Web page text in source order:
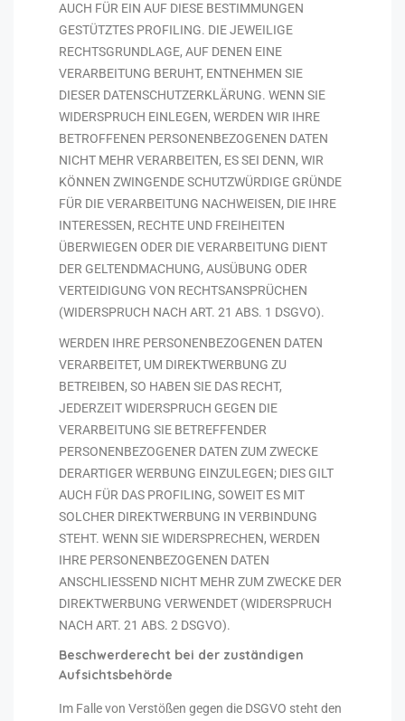
AUCH FÜR EIN AUF DIESE BESTIMMUNGEN
GESTÜTZTES PROFILING. DIE JEWEILIGE
RECHTSGRUNDLAGE, AUF DENEN EINE
VERARBEITUNG BERUHT, ENTNEHMEN SIE
DIESER DATENSCHUTZERKLÄRUNG. WENN SIE
WIDERSPRUCH EINLEGEN, WERDEN WIR IHRE
BETROFFENEN PERSONENBEZOGENEN DATEN
NICHT MEHR VERARBEITEN, ES SEI DENN, WIR
KÖNNEN ZWINGENDE SCHUTZWÜRDIGE GRÜNDE
FÜR DIE VERARBEITUNG NACHWEISEN, DIE IHRE
INTERESSEN, RECHTE UND FREIHEITEN
ÜBERWIEGEN ODER DIE VERARBEITUNG DIENT
DER GELTENDMACHUNG, AUSÜBUNG ODER
VERTEIDIGUNG VON RECHTSANSPRÜCHEN
(WIDERSPRUCH NACH ART. 21 ABS. 1 DSGVO).
WERDEN IHRE PERSONENBEZOGENEN DATEN
VERARBEITET, UM DIREKTWERBUNG ZU
BETREIBEN, SO HABEN SIE DAS RECHT,
JEDERZEIT WIDERSPRUCH GEGEN DIE
VERARBEITUNG SIE BETREFFENDER
PERSONENBEZOGENER DATEN ZUM ZWECKE
DERARTIGER WERBUNG EINZULEGEN; DIES GILT
AUCH FÜR DAS PROFILING, SOWEIT ES MIT
SOLCHER DIREKTWERBUNG IN VERBINDUNG
STEHT. WENN SIE WIDERSPRECHEN, WERDEN
IHRE PERSONENBEZOGENEN DATEN
ANSCHLIESSEND NICHT MEHR ZUM ZWECKE DER
DIREKTWERBUNG VERWENDET (WIDERSPRUCH
NACH ART. 21 ABS. 2 DSGVO).
Beschwerde­recht bei der zuständigen
Aufsichts­behörde
Im Falle von Verstößen gegen die DSGVO steht den